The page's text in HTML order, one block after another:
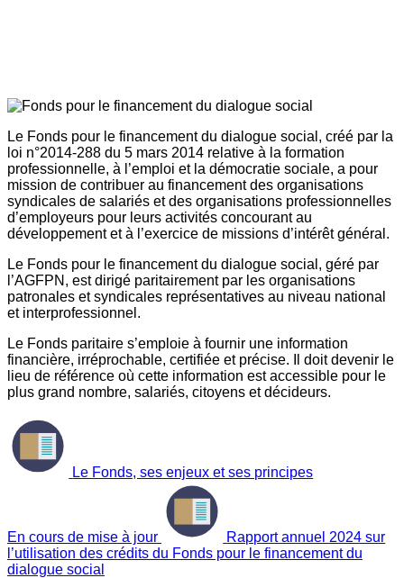
Le Fonds pour le financement du dialogue social, créé par la
loi n°2014-288 du 5 mars 2014 relative à la formation
professionnelle, à l’emploi et la démocratie sociale, a pour
mission de contribuer au financement des organisations
syndicales de salariés et des organisations professionnelles
d’employeurs pour leurs activités concourant au
développement et à l’exercice de missions d’intérêt général.
Le Fonds pour le financement du dialogue social, géré par
l’AGFPN, est dirigé paritairement par les organisations
patronales et syndicales représentatives au niveau national
et interprofessionnel.
Le Fonds paritaire s’emploie à fournir une information
financière, irréprochable, certifiée et précise. Il doit devenir le
lieu de référence où cette information est accessible pour le
plus grand nombre, salariés, citoyens et décideurs.
Le Fonds, ses enjeux et ses principes
En cours de mise à jour
Rapport annuel 2024 sur
l’utilisation des crédits du Fonds pour le financement du
dialogue social